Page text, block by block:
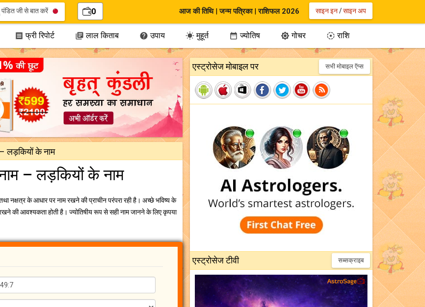
पंडित जी से बात करें 0 आज की तिथि|जन्म पत्रिका|राशिफल 2026 साइन इन/साइन अप
 फ्री रिपोर्ट  लाल किताब  उपाय मुहूर्त  ज्योतिष  गोचर  राशि
लड़कियों के नाम
– लड़कियों के नाम
नक्षत्र के आधार पर नाम रखने की प्राचीन परंपरा रही है। अच्छे भविष्य के
की आवश्यकता होती है। ज्योतिषीय रूप से सही नाम जानने के लिए कृपया
एस्ट्रोसेज मोबाइल पर सभी मोबाइल ऍप्स
एस्ट्रोसेज टीवी सब्सक्राइब